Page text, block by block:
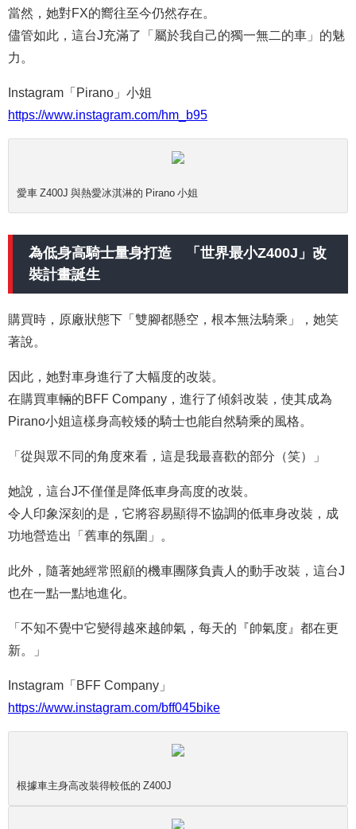
當然，她對FX的嚮往至今仍然存在。
儘管如此，這台J充滿了「屬於我自己的獨一無二的車」的魅
力。
Instagram「Pirano」小姐
https://www.instagram.com/hm_b95
愛車 Z400J 與熱愛冰淇淋的 Pirano 小姐
為低身高騎士量身打造 「世界最小Z400J」改
裝計畫誕生
購買時，原廠狀態下「雙腳都懸空，根本無法騎乘」，她笑
著說。
因此，她對車身進行了大幅度的改裝。
在購買車輛的BFF Company，進行了傾斜改裝，使其成為
Pirano小姐這樣身高較矮的騎士也能自然騎乘的風格。
「從與眾不同的角度來看，這是我最喜歡的部分（笑）」
她說，這台J不僅僅是降低車身高度的改裝。
令人印象深刻的是，它將容易顯得不協調的低車身改裝，成
功地營造出「舊車的氛圍」。
此外，隨著她經常照顧的機車團隊負責人的動手改裝，這台J
也在一點一點地進化。
「不知不覺中它變得越來越帥氣，每天的『帥氣度』都在更
新。」
Instagram「BFF Company」
https://www.instagram.com/bff045bike
根據車主身高改裝得較低的 Z400J